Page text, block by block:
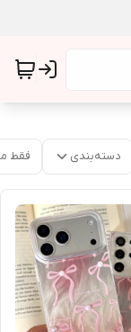
دسته‌بندی فقط